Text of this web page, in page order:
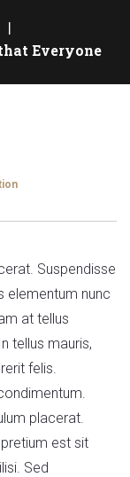
Everyone
Suspendisse
elementum nunc
at tellus
tellus mauris,
felis.
placerat.
est sit
Sed